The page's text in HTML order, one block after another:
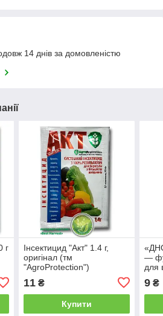
14 днів за домовленістю
г
Інсектицид "Акт" 1.4 г,
оригінал (тм
"AgroProtection")
11₴
Купити
—
для
9 ₴